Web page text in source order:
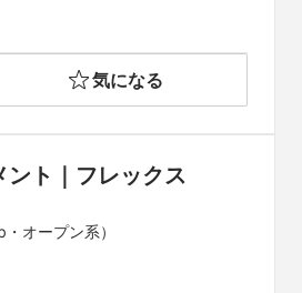
気になる
ント｜フレックス
オープン系）